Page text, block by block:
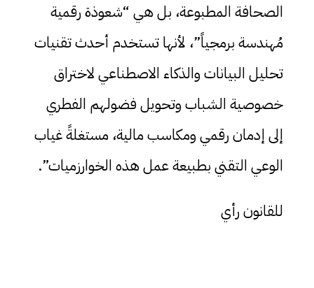
الصحافة المطبوعة، بل هي “شعوذة رقمية
مُهندسة برمجياً”، لأنها تستخدم أحدث تقنيات
تحليل البيانات والذكاء الاصطناعي لاختراق
خصوصية الشباب وتحويل فضولهم الفطري
إلى إدمان رقمي ومكاسب مالية، مستغلةً غياب
الوعي التقني بطبيعة عمل هذه الخوارزميات”.
للقانون رأي